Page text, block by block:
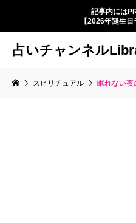
記事内には
【2026年誕生日
占いチャンネル
スピリチュアル 眠れない夜